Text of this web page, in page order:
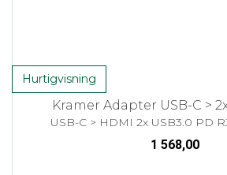
Hurtigvisning
Kramer Adapter USB-C >
USB-C > HDMI 2x USB3.0 PD
1 568,00